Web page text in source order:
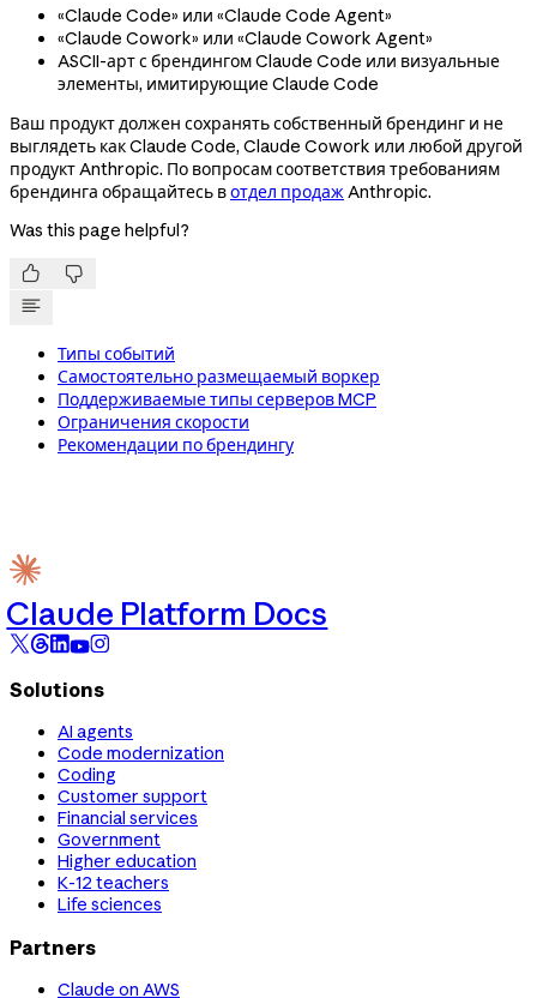
«Claude Code» или «Claude Code Agent»
«Claude Cowork» или «Claude Cowork Agent»
ASCII-арт с брендингом Claude Code или визуальные
элементы, имитирующие Claude Code
Ваш продукт должен сохранять собственный брендинг и не
выглядеть как Claude Code, Claude Cowork или любой другой
продукт Anthropic. По вопросам соответствия требованиям
брендинга обращайтесь вотдел продажAnthropic.
Was this page helpful?
 
Типы событий
Самостоятельно размещаемый воркер
Поддерживаемые типы серверов MCP
Ограничения скорости
Рекомендации по брендингу
Claude Platform Docs
Solutions
AI agents
Code modernization
Coding
Customer support
Financial services
Government
Higher education
K-12 teachers
Life sciences
Partners
Claude on AWS